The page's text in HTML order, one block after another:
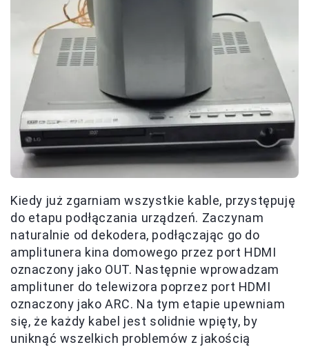
Kiedy już zgarniam wszystkie kable, przystępuję
do etapu podłączania urządzeń. Zaczynam
naturalnie od dekodera, podłączając go do
amplitunera kina domowego przez port HDMI
oznaczony jako OUT. Następnie wprowadzam
amplituner do telewizora poprzez port HDMI
oznaczony jako ARC. Na tym etapie upewniam
się, że każdy kabel jest solidnie wpięty, by
uniknąć wszelkich problemów z jakością